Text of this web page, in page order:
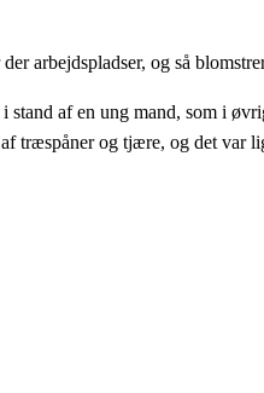
arbejdspladser, og så
af en ung mand, som i
træspåner og tjære, og det var